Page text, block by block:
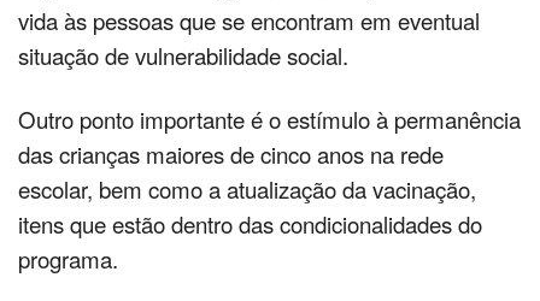
vida às pessoas que se encontram em eventual
situação de vulnerabilidade social.
Outro ponto importante é o estímulo à permanência
das crianças maiores de cinco anos na rede
escolar, bem como a atualização da vacinação,
itens que estão dentro das condicionalidades do
programa.